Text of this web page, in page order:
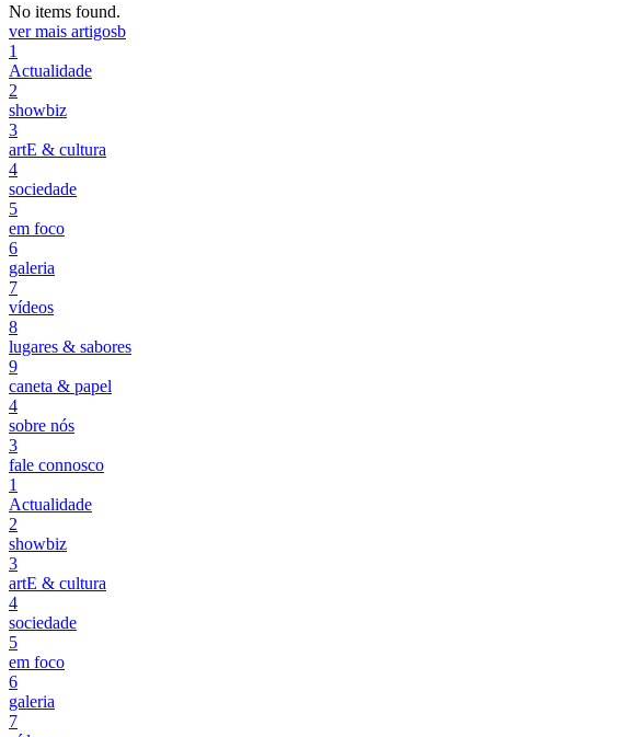
No items found.
ver mais artigosb
1
Actualidade
2
showbiz
3
artE & cultura
4
sociedade
5
em foco
6
galeria
7
vídeos
8
lugares & sabores
9
caneta & papel
4
sobre nós
3
fale connosco
1
Actualidade
2
showbiz
3
artE & cultura
4
sociedade
5
em foco
6
galeria
7